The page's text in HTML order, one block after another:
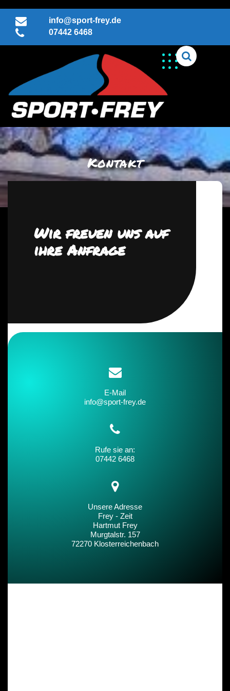
content
info@sport-frey.de
07442 6468
Kontakt
Wir freuen uns auf
ihre Anfrage
E-Mail
info@sport-frey.de
Rufe sie an:
07442 6468
Unsere Adresse
Frey - Zeit
Hartmut Frey
Murgtalstr. 157
72270 Klosterreichenbach